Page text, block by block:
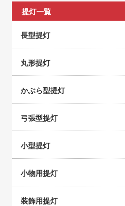
提灯一覧
長型提灯
丸形提灯
かぶら型提灯
弓張型提灯
小型提灯
小物用提灯
装飾用提灯